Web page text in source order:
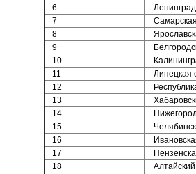
6
7
8
9
10
11
Липецкая
12
13
14
15
16
17
18